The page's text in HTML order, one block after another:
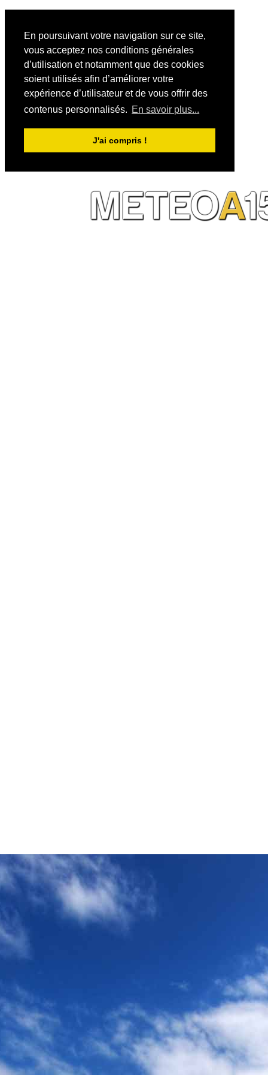
En poursuivant votre navigation sur ce site,
vous acceptez nos conditions générales
d’utilisation et notamment que des cookies
soient utilisés afin d’améliorer votre
expérience d’utilisateur et de vous offrir des
contenus personnalisés. En savoir plus...
J'ai compris !